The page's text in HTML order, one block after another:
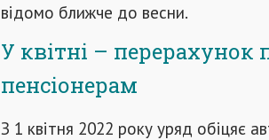
відомо ближче до весни.
У квітні –
пенсіонерам
З 1 квітня 2022 року уряд обіцяє